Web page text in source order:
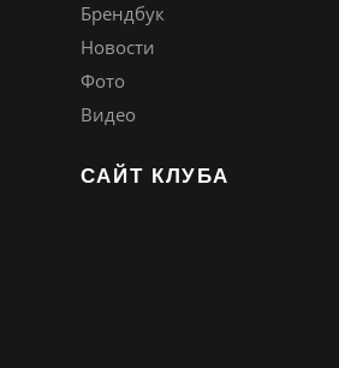
Брендбук
Новости
Фото
Видео
САЙТ КЛУБА